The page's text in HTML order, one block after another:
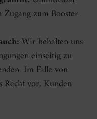
zum Booster
Wir behalten uns
einseitig zu
Im Falle von
Recht vor, Kunden